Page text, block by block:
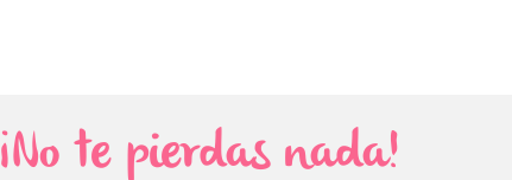
¡No te pierdas nada!